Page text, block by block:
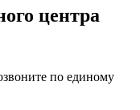
центра
по единому